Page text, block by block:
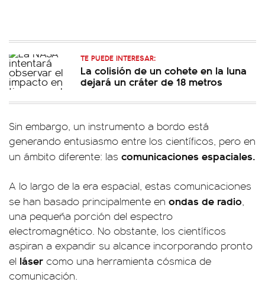
TE PUEDE INTERESAR:
La colisión de un cohete en la luna
dejará un cráter de 18 metros
Sin embargo, un instrumento a bordo está
generando entusiasmo entre los científicos, pero en
un ámbito diferente: las comunicaciones espaciales.
A lo largo de la era espacial, estas comunicaciones
se han basado principalmente en ondas de radio,
una pequeña porción del espectro
electromagnético. No obstante, los científicos
aspiran a expandir su alcance incorporando pronto
el láser como una herramienta cósmica de
comunicación.